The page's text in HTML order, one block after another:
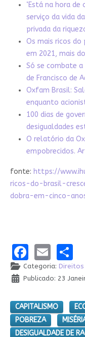
‘Está na hora
serviço da vida
privada da
Os mais ricos do
em 2021, mais
Só se combate
de Francisco de
Oxfam Brasil:
enquanto
100 dias de
desigualdades
O relatório da
empobrecidos.
fonte: https://
ricos-do-brasil-
dobra-em-cinco-
Email
Categoria: Direitos
Publicado: 23
CAPITALISMO
POBREZA
DESIGUALDADE DE